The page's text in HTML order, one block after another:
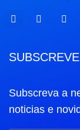
Subscreva a
noticias e